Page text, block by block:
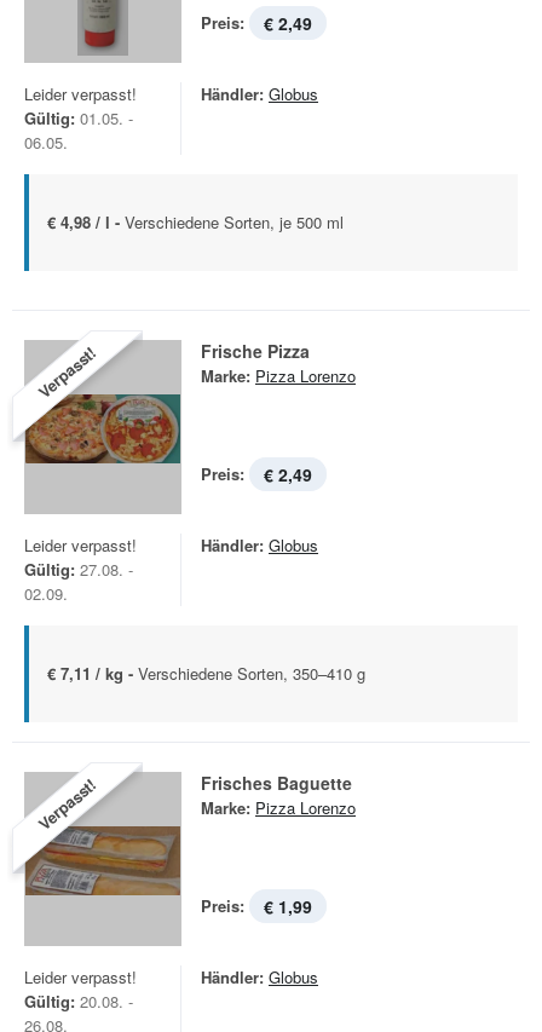
Preis: € 2,49
Leider verpasst!
Gültig: 01.05. -
06.05.
Händler: Globus
€ 4,98 / l - Verschiedene Sorten, je 500 ml
Verpasst! Frische Pizza
Marke: Pizza Lorenzo
Preis: € 2,49
Leider verpasst!
Gültig: 27.08. -
02.09.
Händler: Globus
€ 7,11 / kg - Verschiedene Sorten, 350–410 g
Verpasst! Frisches Baguette
Marke: Pizza Lorenzo
Preis: € 1,99
Leider verpasst!
Gültig: 20.08. -
26.08.
Händler: Globus